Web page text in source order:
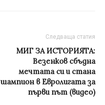
Следваща статия
МИГ ЗА ИСТОРИЯТА:
Везенков сбъдна
мечтата си и стана
шампион в Евролигата за
първи път (видео)